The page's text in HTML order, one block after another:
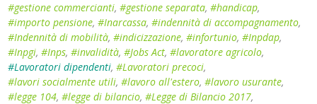
#gestione commercianti,#gestione separata,#handicap,
#importo pensione,#Inarcassa,#indennità di accompagnamento,
#Indennità di mobilità,#indicizzazione,#infortunio,#Inpdap,
#Inpgi,#Inps,#invalidità,#Jobs Act,#lavoratore agricolo,
#Lavoratori dipendenti,#Lavoratori precoci,
#lavori socialmente utili,#lavoro all'estero,#lavoro usurante,
#legge 104,#legge di bilancio,#Legge di Bilancio 2017,